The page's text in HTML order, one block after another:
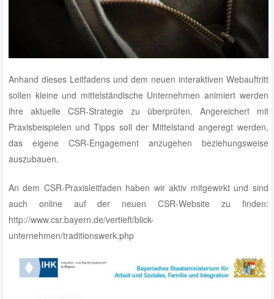
Anhand dieses Leitfadens und dem neuen interaktiven Webauftritt
sollen kleine und mittelständische Unternehmen animiert werden
ihre aktuelle CSR-Strategie zu überprüfen. Angereichert mit
Praxisbeispielen und Tipps soll der Mittelstand angeregt werden,
das eigene CSR-Engagement anzugehen beziehungsweise
auszubauen.
An dem CSR-Praxisleitfaden haben wir aktiv mitgewirkt und sind
auch online auf der neuen CSR-Website zu finden:
http://www.csr.bayern.de/vertieft/blick-
unternehmen/traditionswerk.php